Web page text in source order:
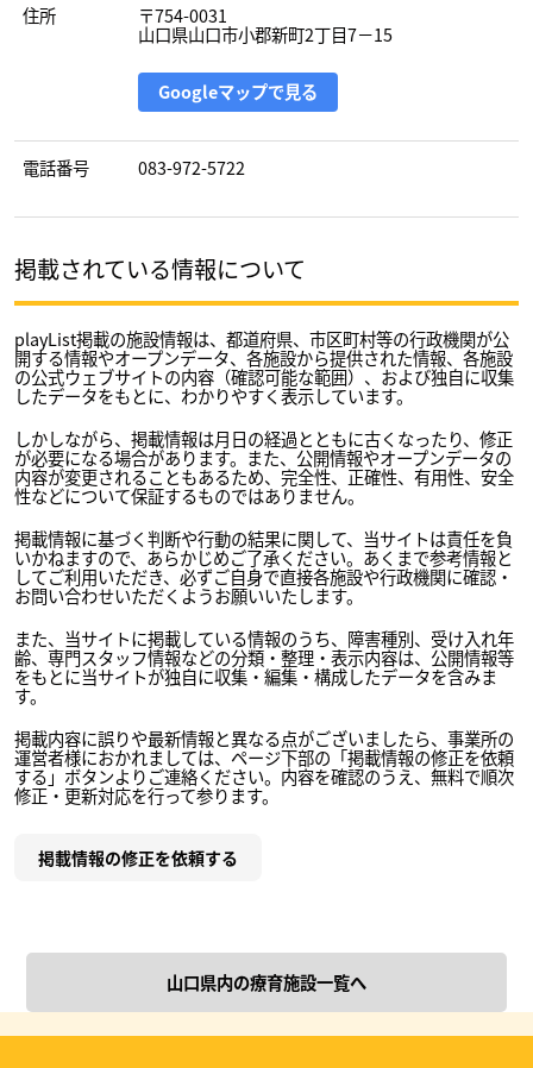
住所 〒754-0031
山口県山口市小郡新町2丁目7－15
Googleマップで見る
電話番号 083-972-5722
掲載されている情報について
playList掲載の施設情報は、都道府県、市区町村等の行政機関が公
開する情報やオープンデータ、各施設から提供された情報、各施設
の公式ウェブサイトの内容（確認可能な範囲）、および独自に収集
したデータをもとに、わかりやすく表示しています。
しかしながら、掲載情報は月日の経過とともに古くなったり、修正
が必要になる場合があります。また、公開情報やオープンデータの
内容が変更されることもあるため、完全性、正確性、有用性、安全
性などについて保証するものではありません。
掲載情報に基づく判断や行動の結果に関して、当サイトは責任を負
いかねますので、あらかじめご了承ください。あくまで参考情報と
してご利用いただき、必ずご自身で直接各施設や行政機関に確認・
お問い合わせいただくようお願いいたします。
また、当サイトに掲載している情報のうち、障害種別、受け入れ年
齢、専門スタッフ情報などの分類・整理・表示内容は、公開情報等
をもとに当サイトが独自に収集・編集・構成したデータを含みま
す。
掲載内容に誤りや最新情報と異なる点がございましたら、事業所の
運営者様におかれましては、ページ下部の「掲載情報の修正を依頼
する」ボタンよりご連絡ください。内容を確認のうえ、無料で順次
修正・更新対応を行って参ります。
掲載情報の修正を依頼する
山口県内の療育施設一覧へ